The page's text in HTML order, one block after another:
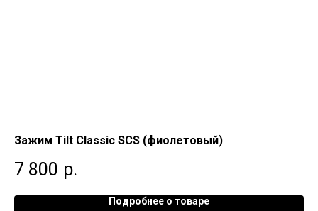
Зажим Tilt Classic SCS (фиолетовый)
7 800 р.
Подробнее о товаре